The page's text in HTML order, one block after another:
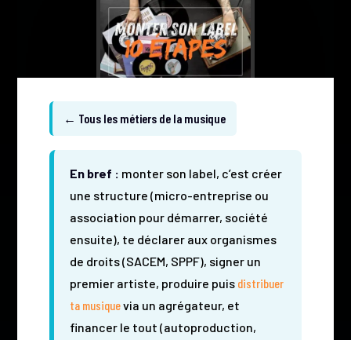
← Tous les métiers de la musique
En bref : monter son label, c’est créer
une structure (micro-entreprise ou
association pour démarrer, société
ensuite), te déclarer aux organismes
de droits (SACEM, SPPF), signer un
premier artiste, produire puis distribuer
ta musiquevia un agrégateur, et
financer le tout (autoproduction,